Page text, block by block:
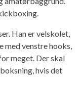
Han er velskolet,
med venstre hooks,
meget. Der skal
hvis det